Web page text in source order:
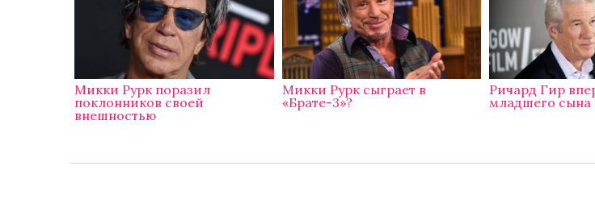
Микки Рурк поразил
поклонников своей
внешностью
Микки Рурк сыграет в
«Брате-3»?
Ричард Гир
младшего сына